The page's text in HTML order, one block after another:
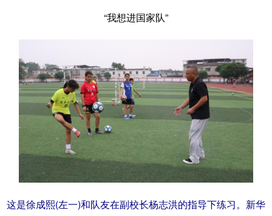
“我想进国家队”
这是徐成熙(左一)和队友在副校长杨志洪的指导下练习。新华